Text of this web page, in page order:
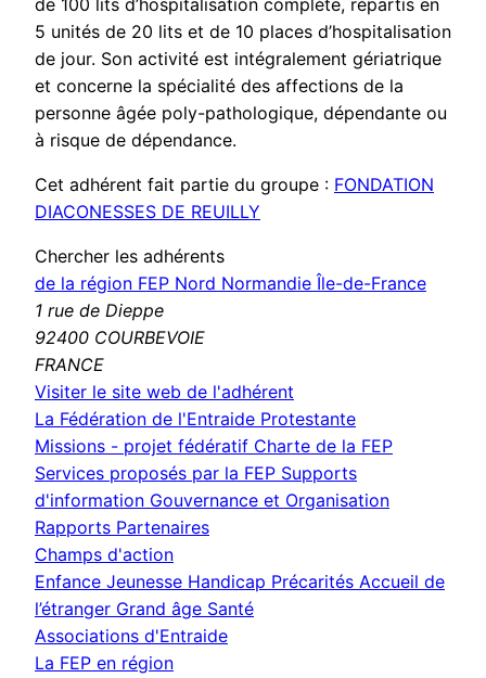
de 100 lits d’hospitalisation complète, répartis en
5 unités de 20 lits et de 10 places d’hospitalisation
de jour. Son activité est intégralement gériatrique
et concerne la spécialité des affections de la
personne âgée poly-pathologique, dépendante ou
à risque de dépendance.
Cet adhérent fait partie du groupe : FONDATION
DIACONESSES DE REUILLY
Chercher les adhérents
de la région FEP Nord Normandie Île-de-France
1 rue de Dieppe
92400 COURBEVOIE
FRANCE
Visiter le site web de l'adhérent
fenêtre)
La Fédération de l'Entraide Protestante
Missions - projet fédératif Charte de la FEP
Services proposés par la FEP Supports
d'information Gouvernance et Organisation
Rapports Partenaires
Champs d'action
Enfance Jeunesse Handicap Précarités Accueil de
l’étranger Grand âge Santé
Associations d'Entraide
La FEP en région